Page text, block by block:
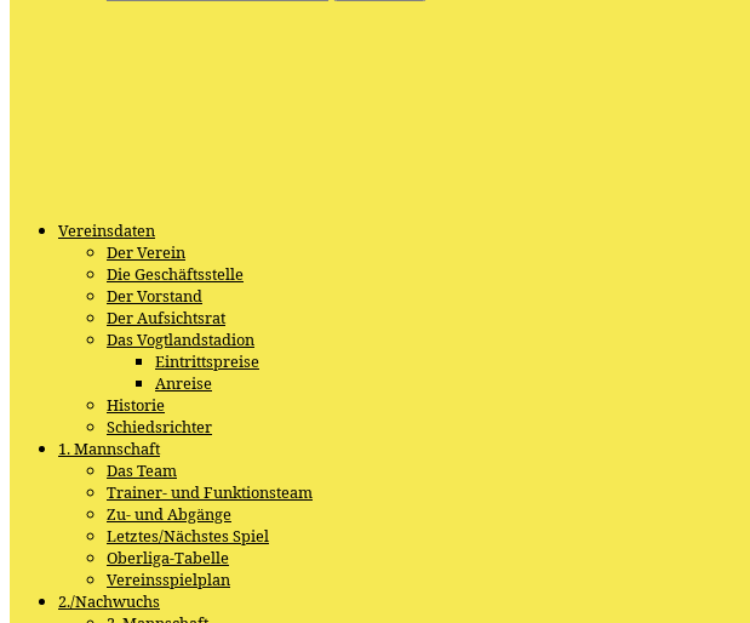
Vereinsdaten
Der Verein
Die Geschäftsstelle
Der Vorstand
Der Aufsichtsrat
Das Vogtlandstadion
Eintrittspreise
Anreise
Historie
Schiedsrichter
1. Mannschaft
Das Team
Trainer- und Funktionsteam
Zu- und Abgänge
Letztes/Nächstes Spiel
Oberliga-Tabelle
Vereinsspielplan
2./Nachwuchs